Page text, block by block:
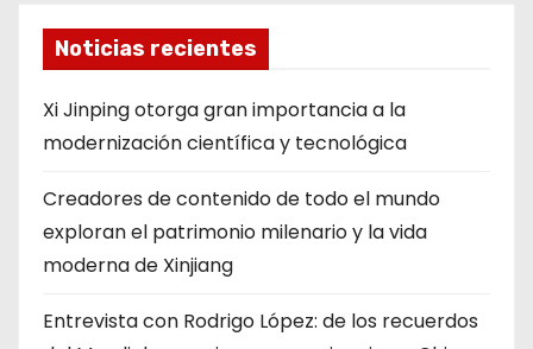
Noticias recientes
Xi Jinping otorga gran importancia a la
modernización científica y tecnológica
Creadores de contenido de todo el mundo
exploran el patrimonio milenario y la vida
moderna de Xinjiang
Entrevista con Rodrigo López: de los recuerdos